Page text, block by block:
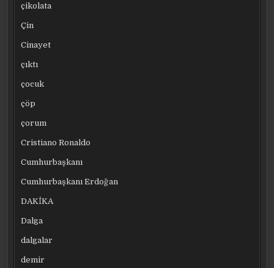
çikolata
Çin
Cinayet
çıktı
çocuk
çöp
çorum
Cristiano Ronaldo
Cumhurbaşkanı
Cumhurbaşkanı Erdoğan
DAKİKA
Dalga
dalgalar
demir